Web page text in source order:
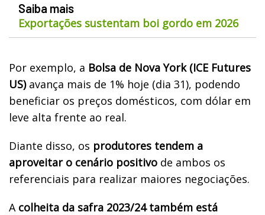
Saiba mais
Exportações sustentam boi gordo em 2026
Por exemplo, a Bolsa de Nova York (ICE Futures
US)avança mais de 1% hoje (dia 31), podendo
beneficiar os preços domésticos, com dólar em
leve alta frente ao real.
Diante disso, os produtores tendem a
aproveitar o cenário positivo de ambos os
referenciais para realizar maiores negociações.
A colheita da safra 2023/24 também está